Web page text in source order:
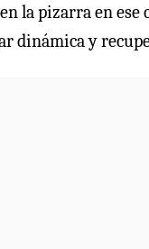
la pizarra en
dinámica y